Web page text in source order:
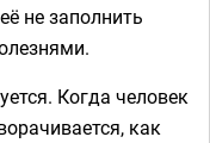
не заполнить
Когда человек
как